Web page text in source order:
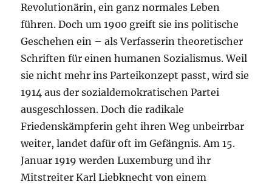
Revolutionärin, ein ganz normales Leben
führen. Doch um 1900 greift sie ins politische
Geschehen ein – als Verfasserin theoretischer
Schriften für einen humanen Sozialismus. Weil
sie nicht mehr ins Parteikonzept passt, wird sie
1914 aus der sozialdemokratischen Partei
ausgeschlossen. Doch die radikale
Friedenskämpferin geht ihren Weg unbeirrbar
weiter, landet dafür oft im Gefängnis. Am 15.
Januar 1919 werden Luxemburg und ihr
Mitstreiter Karl Liebknecht von einem